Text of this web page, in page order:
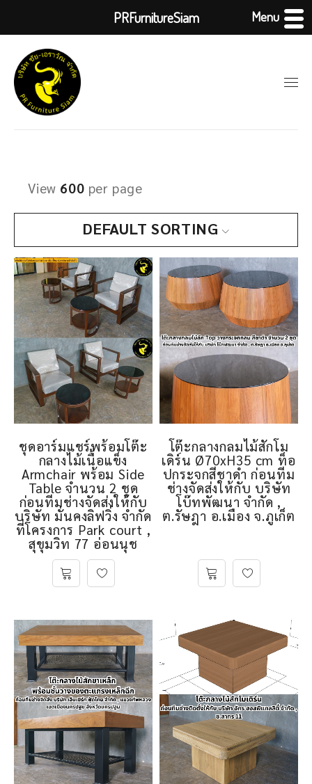
DEFAULT SORTING
View 600 per page
ชุดอาร์มแชร์พร้อมโต๊ะ
กลางไม้เนื้อแข็ง
Armchair พร้อม Side
Table จำนวน 2 ชุด
ก่อนทีมช่างจัดส่งให้กับ
บริษัท มั่นคงลิฟวิ่ง จำกัด
ที่โครงการ Park court ,
สุขุมวิท 77 อ่อนนุช
โต๊ะกลางกลมไม้สักโม
เดิร์น Ø70xH35 cm ท็อ
ปกระจกสีชาดำ ก่อนทีม
ช่างจัดส่งให้กับ บริษัท
โบ๊ทพัฒนา จำกัด ,
ต.รัษฎา อ.เมือง จ.ภูเก็ต
PRFurnitureSiam Menu